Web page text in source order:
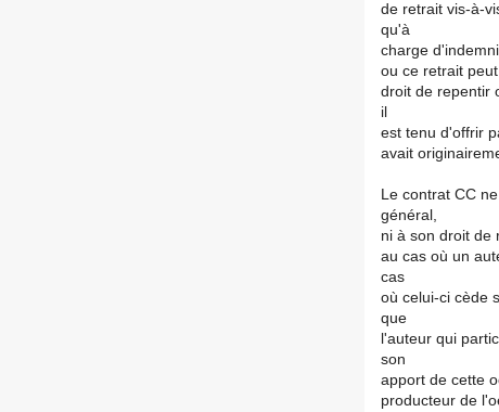
de retrait vis-à-
qu'à
charge
ou ce retrait
droit de repentir
il
est tenu d'offrir
avait
Le contrat CC
général,
ni à son droit de
au cas où un
cas
où celui-ci cède
que
l'auteur qui
son
apport de cette
producteur de